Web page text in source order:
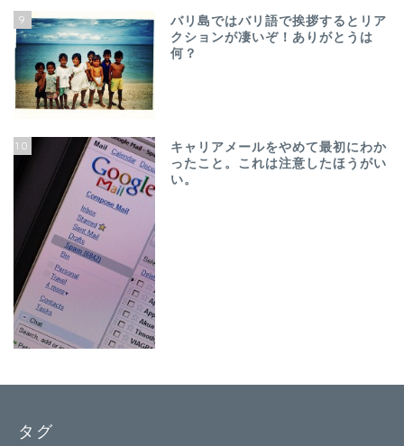
9
バリ島ではバリ語で挨拶するとリア
クションが凄いぞ！ありがとうは
何？
10
キャリアメールをやめて最初にわか
ったこと。これは注意したほうがい
い。
タグ